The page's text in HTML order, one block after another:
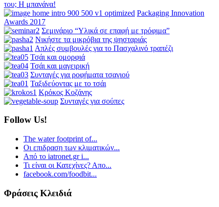
του; Η μπανάνα!
Packaging Innovation
Awards 2017
Σεμινάριο “Υλικά σε επαφή με τρόφιμα”
Νικήστε τα μικρόβια της ψησταριάς
Απλές συμβουλές για το Πασχαλινό τραπέζι
Τσάι και ομορφιά
Τσάι και μαγειρική
Συνταγές για ροφήματα τσαγιού
Ταξιδεύοντας με το τσάι
Κρόκος Κοζάνης
Συνταγές για σούπες
Follow Us!
The water footprint of...
Οι επιδραση των κλιματικών...
Από το iatronet.gr i...
Τι είναι οι Κατεχίνες? Απο...
facebook.com/foodbit...
Φράσεις Κλειδιά